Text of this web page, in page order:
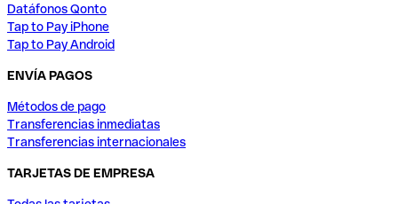
Datáfonos Qonto
Tap to Pay iPhone
Tap to Pay Android
ENVÍA PAGOS
Métodos de pago
Transferencias inmediatas
Transferencias internacionales
TARJETAS DE EMPRESA